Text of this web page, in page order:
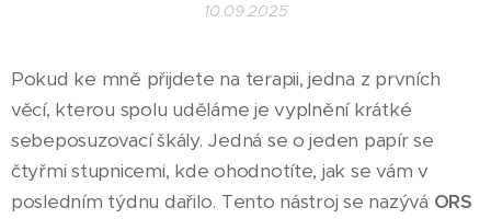
10.09.2025
Pokud ke mně přijdete na terapii, jedna z prvních
věcí, kterou spolu uděláme je vyplnění krátké
sebeposuzovací škály. Jedná se o jeden papír se
čtyřmi stupnicemi, kde ohodnotíte, jak se vám v
posledním týdnu dařilo. Tento nástroj se nazývá ORS